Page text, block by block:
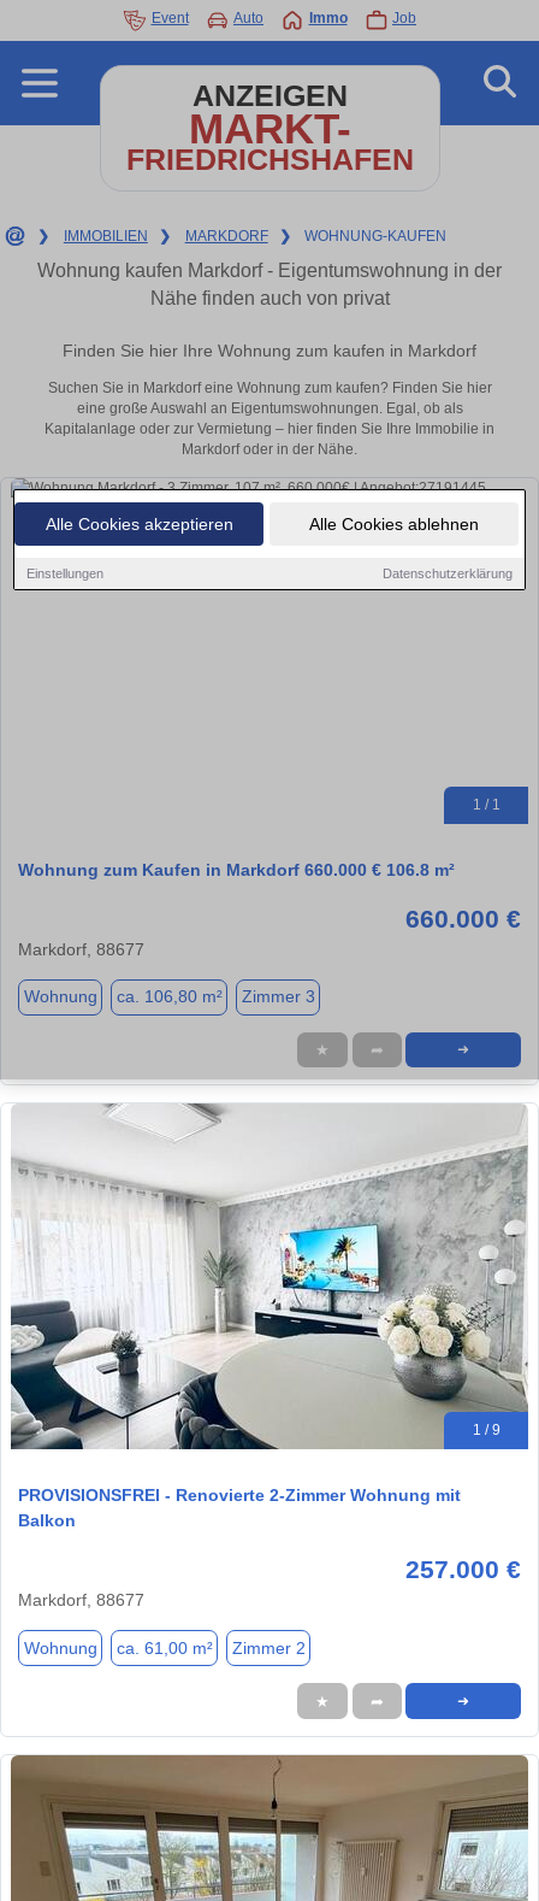
Alle Cookies akzeptieren Alle Cookies ablehnen
Einstellungen Datenschutzerklärung
Event Auto Immo Job
ANZEIGEN
MARKT-
FRIEDRICHSHAFEN
❯ IMMOBILIEN ❯ MARKDORF ❯ WOHNUNG-KAUFEN
Wohnung kaufen Markdorf - Eigentumswohnung in der
Nähe finden auch von privat
Finden Sie hier Ihre Wohnung zum kaufen in Markdorf
Suchen Sie in Markdorf eine Wohnung zum kaufen? Finden Sie hier
eine große Auswahl an Eigentumswohnungen. Egal, ob als
Kapitalanlage oder zur Vermietung – hier finden Sie Ihre Immobilie in
Markdorf oder in der Nähe.
1 / 1
Wohnung zum Kaufen in Markdorf 660.000 € 106.8 m²
660.000 €
Markdorf, 88677
Wohnung ca. 106,80 m² Zimmer 3
★ ➦ ➜
1 / 9
PROVISIONSFREI - Renovierte 2-Zimmer Wohnung mit
Balkon
257.000 €
Markdorf, 88677
Wohnung ca. 61,00 m² Zimmer 2
★ ➦ ➜